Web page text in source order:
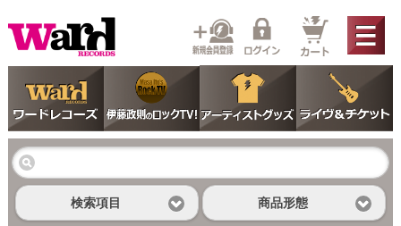
検索項目 商品形態